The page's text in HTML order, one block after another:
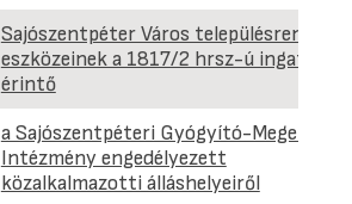
Sajószentpéter Város
eszközeinek a 1817/2 hrsz-ú ingatlant
érintő
a Sajószentpéteri Gyógyító-Megelőző
Intézmény engedélyezett
közalkalmazotti álláshelyeiről